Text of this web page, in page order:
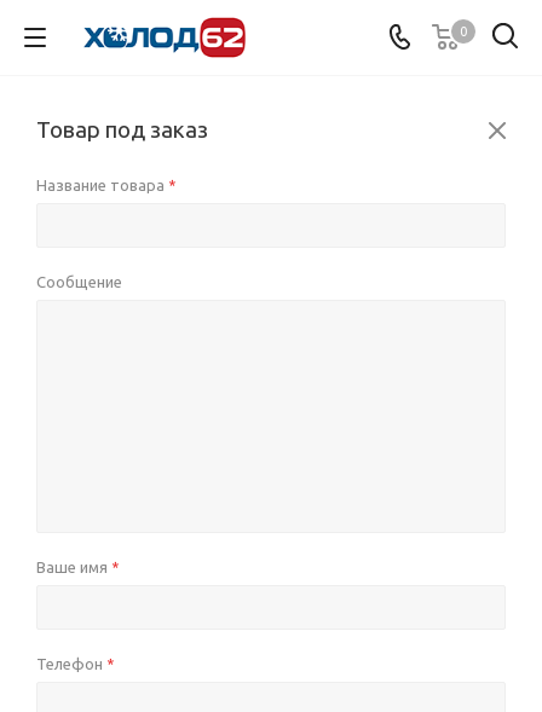
0
Товар под заказ
Название товара *
Сообщение
Ваше имя *
Телефон *